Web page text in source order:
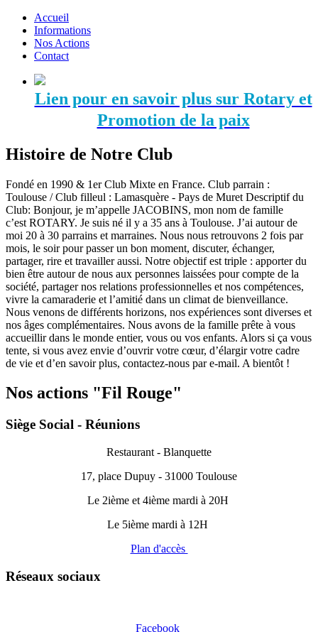
Accueil
Informations
Nos Actions
Contact
Lien pour en savoir plus sur Rotary et
Promotion de la paix
Histoire de Notre Club
Fondé en 1990 & 1er Club Mixte en France. Club parrain :
Toulouse / Club filleul : Lamasquère - Pays de Muret Descriptif du
Club: Bonjour, je m’appelle JACOBINS, mon nom de famille
c’est ROTARY. Je suis né il y a 35 ans à Toulouse. J’ai autour de
moi 20 à 30 parrains et marraines. Nous nous retrouvons 2 fois par
mois, le soir pour passer un bon moment, discuter, échanger,
partager, rire et travailler aussi. Notre objectif est triple : apporter du
bien être autour de nous aux personnes laissées pour compte de la
société, partager nos relations professionnelles et nos compétences,
vivre la camaraderie et l’amitié dans un climat de bienveillance.
Nous venons de différents horizons, nos expériences sont diverses et
nos âges complémentaires. Nous avons de la famille prête à vous
accueillir dans le monde entier, vous ou vos enfants. Alors si ça vous
tente, si vous avez envie d’ouvrir votre cœur, d’élargir votre cadre
de vie et d’en savoir plus, contactez-nous par e-mail. A bientôt !
Nos actions "Fil Rouge"
Siège Social - Réunions
Restaurant - Blanquette
17, place Dupuy - 31000 Toulouse
Le 2ième et 4ième mardi à 20H
Le 5ième mardi à 12H
Plan d'accès
Réseaux sociaux
Facebook